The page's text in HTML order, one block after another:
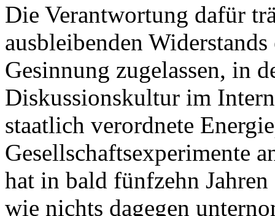
Die Verantwortung dafür
ausbleibenden
Gesinnung zugelassen, in
Diskussionskultur im
staatlich verordnete
Gesellschaftsexperimente
hat in bald fünfzehn
wie nichts dagegen